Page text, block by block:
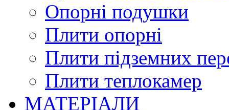
Опорні подушки
Плити опорні
Плити підземних
Плити теплокамер
МАТЕРІАЛИ